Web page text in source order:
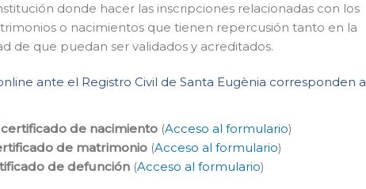
donde hacer las inscripciones relacionadas con los
o nacimientos que tienen repercusión tanto en la
de que puedan ser validados y acreditados.
ante el Registro Civil de Santa Eugènia corresponden a
de nacimiento (Acceso al formulario)
de matrimonio (Acceso al formulario)
de defunción (Acceso al formulario)